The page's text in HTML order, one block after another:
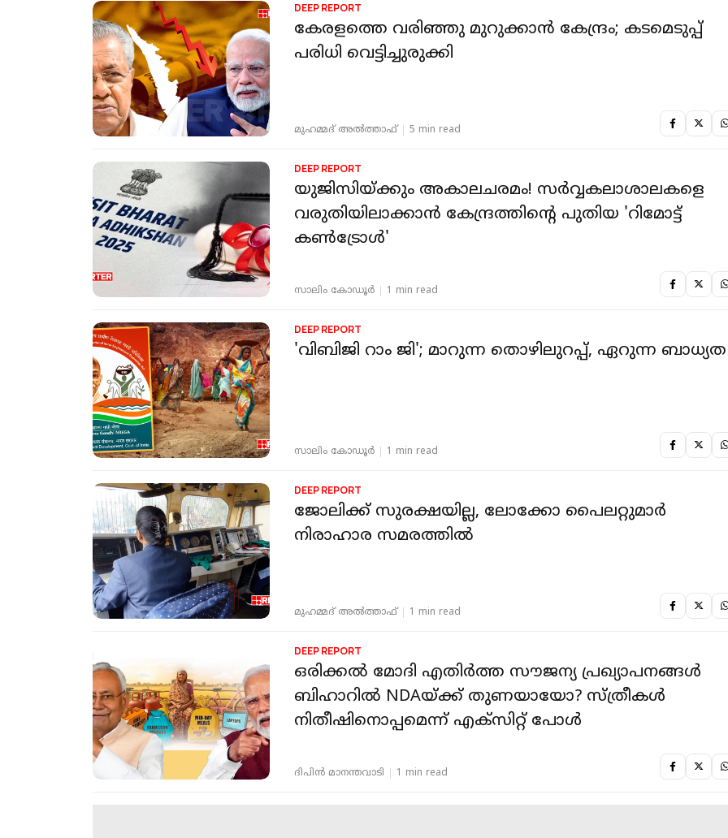
DEEP REPORT
കേരളത്തെ വരിഞ്ഞു മുറുക്കാൻ കേന്ദ്രം; കടമെടുപ്പ്
പരിധി വെട്ടിച്ചുരുക്കി
മുഹമ്മദ് അല്‍ത്താഫ് 5 min read
DEEP REPORT
യുജിസിയ്ക്കും അകാലചരമം! സർവ്വകലാശാലകളെ
വരുതിയിലാക്കാൻ കേന്ദ്രത്തിൻ്റെ പുതിയ 'റിമോ‍‍ട്ട്
കൺട്രോൾ'
സാലിം കോഡൂർ 1 min read
DEEP REPORT
'വിബിജി റാം ജി'; മാറുന്ന തൊഴിലുറപ്പ്, ഏറുന്ന ബാധ്യത
സാലിം കോഡൂർ 1 min read
DEEP REPORT
ജോലിക്ക് സുരക്ഷയില്ല, ലോക്കോ പൈലറ്റുമാര്‍
നിരാഹാര സമരത്തില്‍
മുഹമ്മദ് അല്‍ത്താഫ് 1 min read
DEEP REPORT
ഒരിക്കൽ മോദി എതിർത്ത സൗജന്യ പ്രഖ്യാപനങ്ങൾ
ബിഹാറിൽ NDAയ്ക്ക് തുണയായോ? സ്ത്രീകൾ
നിതീഷിനൊപ്പമെന്ന് എക്സിറ്റ് പോൾ
ദിപിന്‍ മാനന്തവാടി 1 min read